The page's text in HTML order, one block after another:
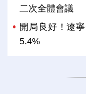
二次全體會議
開局良好！遼
5.4%